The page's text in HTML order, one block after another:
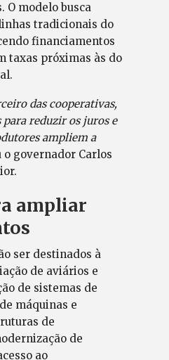
O modelo busca
tradicionais do
financiamentos
taxas próximas às do
das cooperativas,
reduzir os juros e
ampliem a
o governador Carlos
ampliar
ser destinados à
de aviários e
de sistemas de
máquinas e
de
de
ao